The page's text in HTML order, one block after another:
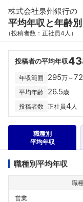
株式会社泉州銀行の
平均年収と年齢
（投稿者数：正社員4人）
投稿者の平均年収
年収範囲 295万～
平均年齢 26.5歳
投稿者数 正社員4 人
職種別
平均年収
職種別平均年収
職
営業